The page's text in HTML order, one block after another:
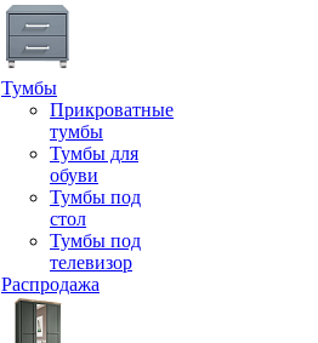
Тумбы
Прикроватные
тумбы
Тумбы для
обуви
Тумбы под
стол
Тумбы под
телевизор
Распродажа